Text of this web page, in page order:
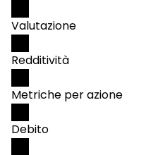
Valutazione
Redditività
Metriche per azione
Debito